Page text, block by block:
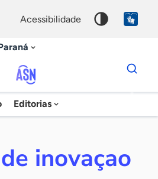
acessibilidade
Agência
Sebrae
Notícias
Editorias
Dados
para
chave
inovaçao